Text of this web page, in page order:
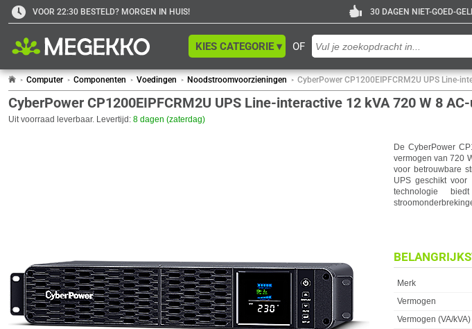
VOOR 22:30 BESTELD? MORGEN IN HUIS! 30 DAGEN NIET-GOED-
OF
KIES CATEGORIE ▾
Computer Componenten Voedingen Noodstroomvoorzieningen CyberPower CP1200EIPFCRM2U UPS Line-
CyberPower CP1200EIPFCRM2U UPS Line-interactive 12 kVA 720 W 8
Uit voorraad leverbaar. Levertijd: 8 dagen (zaterdag)
De CyberPower
vermogen van 720
voor betrouwbare
UPS geschikt voor
technologie
Eigenschap
Merk
Vermogen
Vermogen (VA/kVA)